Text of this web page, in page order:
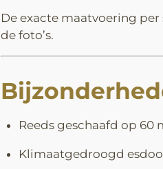
De exacte maatvoering
de foto’s.
Reeds geschaafd op 60
Klimaatgedroogd